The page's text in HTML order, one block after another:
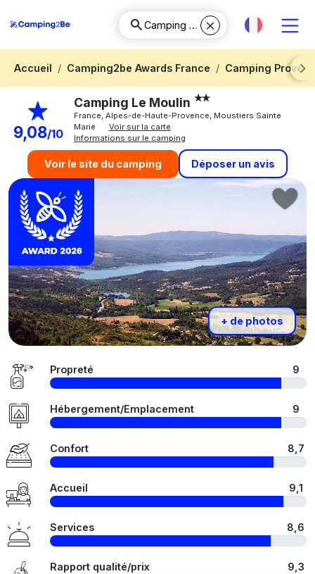
Accueil Camping2be Awards France
Camping
Next
9,08/10
Camping Le Moulin
France, Alpes-de-Haute-Provence, Moustiers Sainte
Marie
Voir sur la carte
Informations sur le camping
Voir le site du camping Déposer un avis
+ de photos
Propreté 9
Hébergement/Emplacement 9
Confort 8,7
Accueil 9,1
Services 8,6
Rapport qualité/prix 9,3